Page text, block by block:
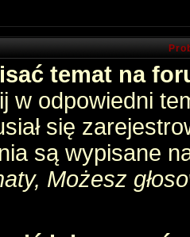
temat na
w odpowiedni
się
są wypisane
Możesz